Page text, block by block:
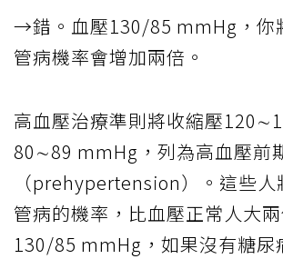
→錯。血壓130/85 mmHg，你
管病機率會增加兩倍。
高血壓治療準則將收縮壓
80∼89 mmHg，列為高血壓前
（prehypertension）。這些
管病的機率，比血壓正常人大
130/85 mmHg，如果沒有糖尿